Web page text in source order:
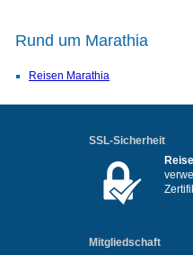
Rund um Marathia
Reisen Marathia
SSL-Sicherheit
Mitgliedschaft